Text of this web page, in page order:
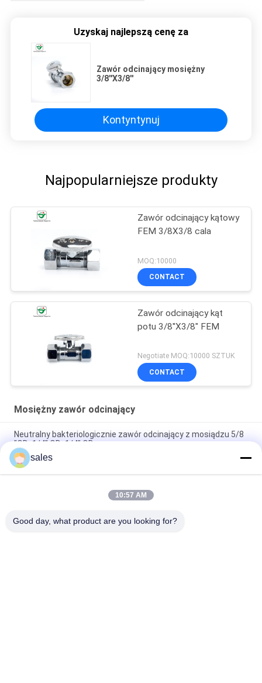
Uzyskaj najlepszą cenę za
Zawór odcinający mosiężny
3/8''X3/8''
Kontyntynuj
Najpopularniejsze produkty
Zawór odcinający kątowy
FEM 3/8X3/8 cala
MOQ:10000
CONTACT
Zawór odcinający kąt
potu 3/8''X3/8" FEM
Negotiate MOQ:10000 SZTUK
CONTACT
Mosiężny zawór odcinający
Neutralny bakteriologicznie zawór odcinający z mosiądzu 5/8
"ODx1/4" ODx1/4" OD
Zatwierdzony przez AB1953 podwójny wylot 5/8 "X3/8" X3/8 ''
Zawór odcinający parę
Owalny uchwyt Chromowany wykończony mosiężny zawór
sales
10:57 AM
Good day, what product are you looking for?